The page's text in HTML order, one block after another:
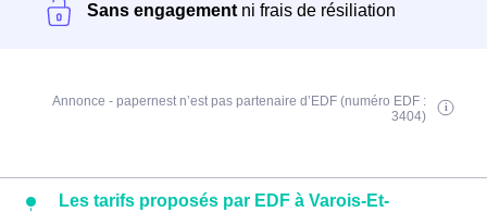
Sans engagement ni frais de résiliation
Annonce - papernest n’est pas partenaire d’EDF (numéro EDF :
3404)
Les tarifs proposés par EDF à Varois-Et-